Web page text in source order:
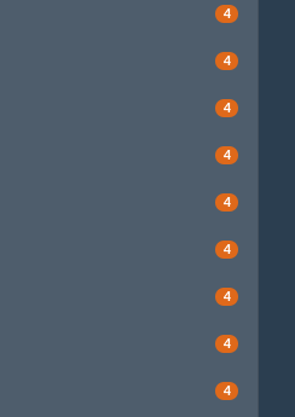
4
4
4
4
4
4
4
4
4